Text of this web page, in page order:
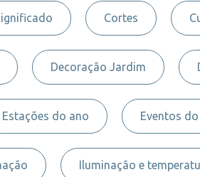
Cortes
Decoração Jardim
Estações do ano Eventos
Iluminação e